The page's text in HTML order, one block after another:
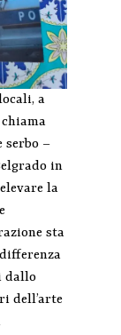
a
chiama
–
in
la
sta
dallo
dell’arte